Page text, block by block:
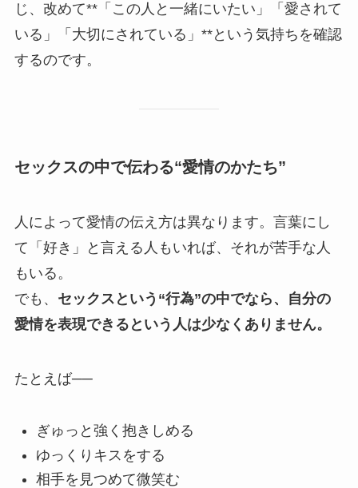
じ、改めて**「この人と一緒にいたい」「愛されて
いる」「大切にされている」**という気持ちを確認
するのです。
セックスの中で伝わる“愛情のかたち”
人によって愛情の伝え方は異なります。言葉にし
て「好き」と言える人もいれば、それが苦手な人
もいる。
でも、 セックスという“行為”の中でなら、自分の
愛情を表現できるという人は少なくありません。
たとえば──
ぎゅっと強く抱きしめる
ゆっくりキスをする
相手を見つめて微笑む